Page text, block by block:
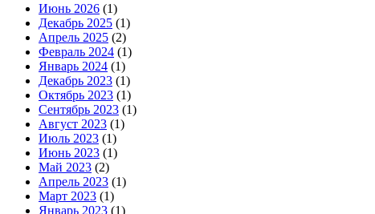
Июнь 2026 (1)
Декабрь 2025 (1)
Апрель 2025 (2)
Февраль 2024 (1)
Январь 2024 (1)
Декабрь 2023 (1)
Октябрь 2023 (1)
Сентябрь 2023 (1)
Август 2023 (1)
Июль 2023 (1)
Июнь 2023 (1)
Май 2023 (2)
Апрель 2023 (1)
Март 2023 (1)
Январь 2023 (1)